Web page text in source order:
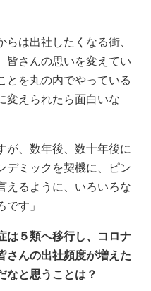
は出社したくなる街、
皆さんの思いを変えてい
とを丸の内でやっている
変えられたら面白いな
、数年後、数十年後に
デミックを契機に、ピン
えるように、いろいろな
す」
５類へ移行し、コロナ
さんの出社頻度が増えた
なと思うことは？